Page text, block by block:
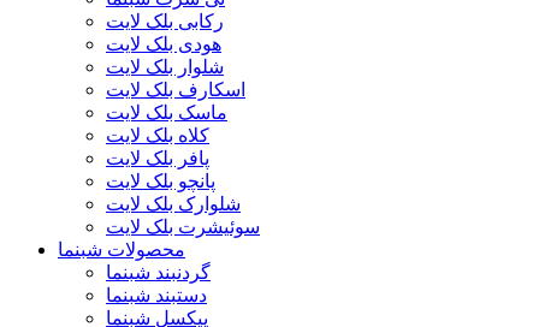
رکابی بلک لایت
هودی بلک لایت
شلوار بلک لایت
اسکارف بلک لایت
ماسک بلک لایت
کلاه بلک لایت
پافر بلک لایت
پانچو بلک لایت
شلوارک بلک لایت
سوئیشرت بلک لایت
محصولات شبنما
گردنبند شبنما
دستبند شبنما
پیکسل شبنما